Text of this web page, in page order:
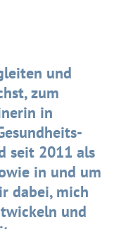
und
zum
in
seit 2011 als
in und um
dabei, mich
und